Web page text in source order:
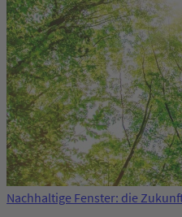
Nachhaltige Fenster: die